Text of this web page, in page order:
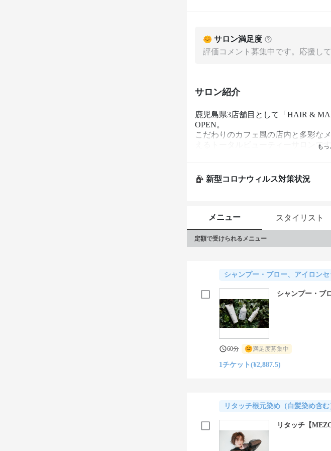
サロン満足度
評価コメント募集中です。応援し
サロン紹介
鹿児島県3店舗目として「HAIR &
OPEN。
こだわりのカフェ風の店内と多彩な
えるトータルビューティーサロンで
新型コロナウィルス対策状況
メニュー スタイリスト
定額で受けられるメニュー
シャンプー・ブロー、アイロンセ
シャンプー・ブ
60分 満足度募集中
1チケット(¥2,887.5)
リタッチ根元染め（白髪染め含む
リタッチ【